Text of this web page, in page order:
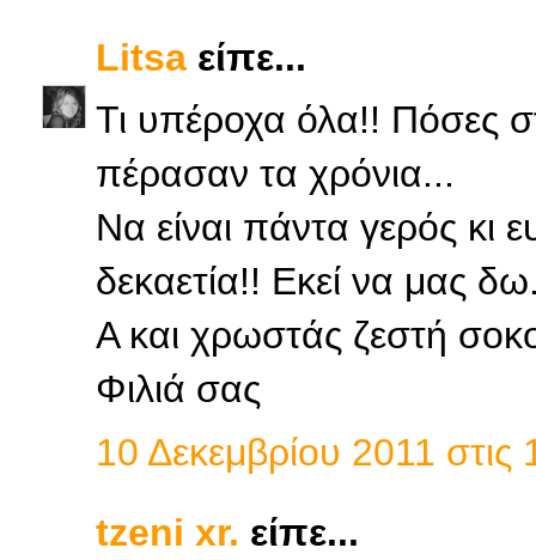
Litsa είπε...
Τι υπέροχα όλα!! Πόσες
πέρασαν τα χρόνια...
Να είναι πάντα γερός κι
δεκαετία!! Εκεί να μας
Α και χρωστάς ζεστή
Φιλιά σας
10 Δεκεμβρίου 2011
tzeni xr. είπε...